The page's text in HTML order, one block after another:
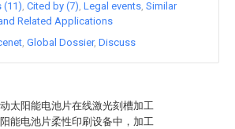
太阳能电池片在线激光刻槽加工
能电池片柔性印刷设备中，加工
(11) Cited by (7) Legal events Similar
Related Applications
Global Dossier Discuss